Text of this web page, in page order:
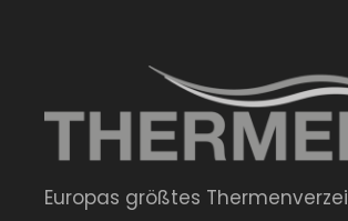
Europas größtes